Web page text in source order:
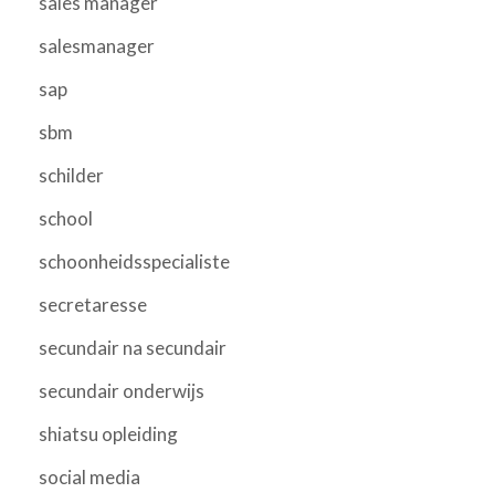
salesmanager
sap
sbm
schilder
school
schoonheidsspecialiste
secretaresse
secundair na secundair
secundair onderwijs
shiatsu opleiding
social media